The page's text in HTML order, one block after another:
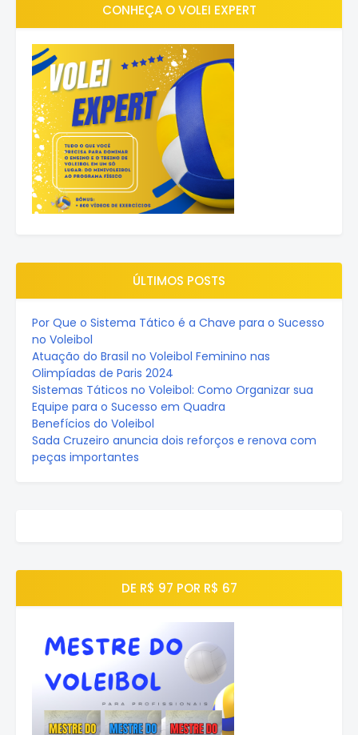
CONHEÇA O VOLEI EXPERT
ÚLTIMOS POSTS
Por Que o Sistema Tático é a Chave para o Sucesso
no Voleibol
Atuação do Brasil no Voleibol Feminino nas
Olimpíadas de Paris 2024
Sistemas Táticos no Voleibol: Como Organizar sua
Equipe para o Sucesso em Quadra
Benefícios do Voleibol
Sada Cruzeiro anuncia dois reforços e renova com
peças importantes
DE R$ 97 POR R$ 67